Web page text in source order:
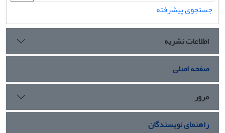
جستجوی پیشرفته
اطلاعات نشریه
صفحه اصلی
مرور
راهنمای نویسندگان